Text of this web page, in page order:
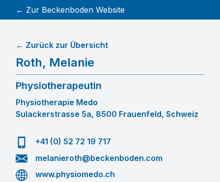
← Zur Beckenboden Website
Roth, Melanie
← Zurück zur Übersicht
Physiotherapeutin
Physiotherapie Medo
Sulackerstrasse 5a, 8500 Frauenfeld, Schweiz
+41 (0) 52 72 19 717
melanieroth@beckenboden.com
www.physiomedo.ch